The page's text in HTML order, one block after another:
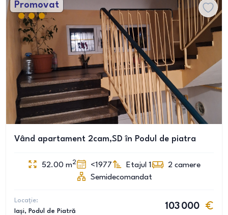
Promovat
Vând apartament 2cam,SD în Podul de piatra
52.00 m2 <1977 Etajul 1 2 camere
Semidecomandat
Locație:
Iași, Podul de Piatră
103 000